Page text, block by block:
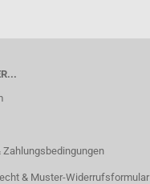
Zahlungsbedingungen
& Muster-Widerrufsformular